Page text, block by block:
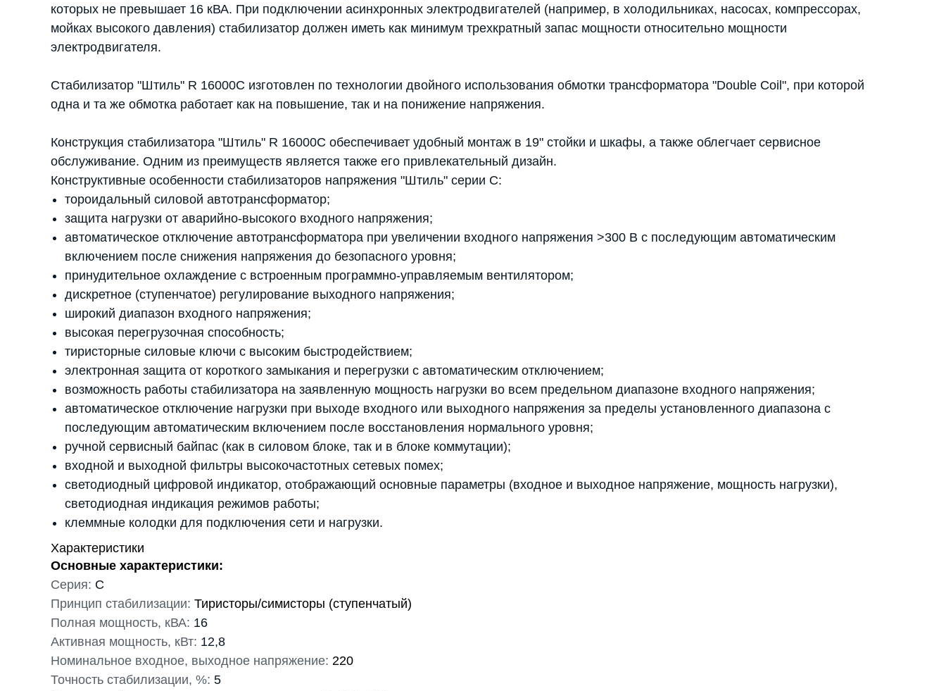
которых не превышает 16 кВА. При подключении асинхронных электродвигателей (например, в холодильниках, насосах, компрессорах,
мойках высокого давления) стабилизатор должен иметь как минимум трехкратный запас мощности относительно мощности
электродвигателя.
Стабилизатор "Штиль" R 16000C изготовлен по технологии двойного использования обмотки трансформатора "Double Coil", при которой
одна и та же обмотка работает как на повышение, так и на понижение напряжения.
Конструкция стабилизатора "Штиль" R 16000C обеспечивает удобный монтаж в 19" стойки и шкафы, а также облегчает сервисное
обслуживание. Одним из преимуществ является также его привлекательный дизайн.
Конструктивные особенности стабилизаторов напряжения "Штиль" серии C:
тороидальный силовой автотрансформатор;
защита нагрузки от аварийно-высокого входного напряжения;
автоматическое отключение автотрансформатора при увеличении входного напряжения >300 В с последующим автоматическим
включением после снижения напряжения до безопасного уровня;
принудительное охлаждение с встроенным программно-управляемым вентилятором;
дискретное (ступенчатое) регулирование выходного напряжения;
широкий диапазон входного напряжения;
высокая перегрузочная способность;
тиристорные силовые ключи с высоким быстродействием;
электронная защита от короткого замыкания и перегрузки с автоматическим отключением;
возможность работы стабилизатора на заявленную мощность нагрузки во всем предельном диапазоне входного напряжения;
автоматическое отключение нагрузки при выходе входного или выходного напряжения за пределы установленного диапазона с
последующим автоматическим включением после восстановления нормального уровня;
ручной сервисный байпас (как в силовом блоке, так и в блоке коммутации);
входной и выходной фильтры высокочастотных сетевых помех;
светодиодный цифровой индикатор, отображающий основные параметры (входное и выходное напряжение, мощность нагрузки),
светодиодная индикация режимов работы;
клеммные колодки для подключения сети и нагрузки.
Характеристики
Основные характеристики:
Серия: С
Принцип стабилизации: Тиристоры/симисторы (ступенчатый)
Полная мощность, кВА: 16
Активная мощность, кВт: 12,8
Номинальное входное, выходное напряжение: 220
Точность стабилизации, %: 5